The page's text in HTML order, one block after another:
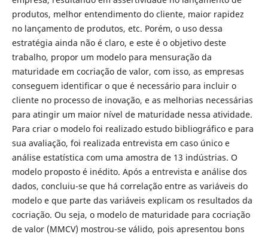
produtos, melhor entendimento do cliente, maior rapidez
no lançamento de produtos, etc. Porém, o uso dessa
estratégia ainda não é claro, e este é o objetivo deste
trabalho, propor um modelo para mensuração da
maturidade em cocriação de valor, com isso, as empresas
conseguem identificar o que é necessário para incluir o
cliente no processo de inovação, e as melhorias necessárias
para atingir um maior nível de maturidade nessa atividade.
Para criar o modelo foi realizado estudo bibliográfico e para
sua avaliação, foi realizada entrevista em caso único e
análise estatística com uma amostra de 13 indústrias. O
modelo proposto é inédito. Após a entrevista e análise dos
dados, concluiu-se que há correlação entre as variáveis do
modelo e que parte das variáveis explicam os resultados da
cocriação. Ou seja, o modelo de maturidade para cocriação
de valor (MMCV) mostrou-se válido, pois apresentou bons